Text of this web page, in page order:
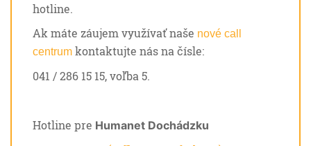
hotline.
Ak máte záujem využívať naše nové call
centrum kontaktujte nás na čísle:
041 / 286 15 15, voľba 5.
Hotline pre Humanet Dochádzku